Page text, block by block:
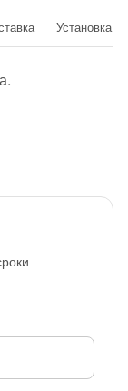
Установка